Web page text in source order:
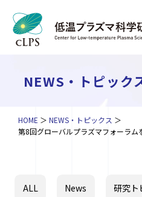
NEWS・トピック
HOME
NEWS・トピックス
第8回グローバルプラズマフォーラム
ALL News 研究ト